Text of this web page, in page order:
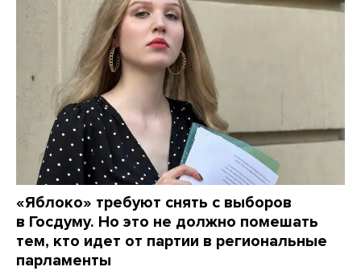
«Яблоко» требуют снять с выборов
в Госдуму. Но это не должно помешать
тем, кто идет от партии в региональные
парламенты